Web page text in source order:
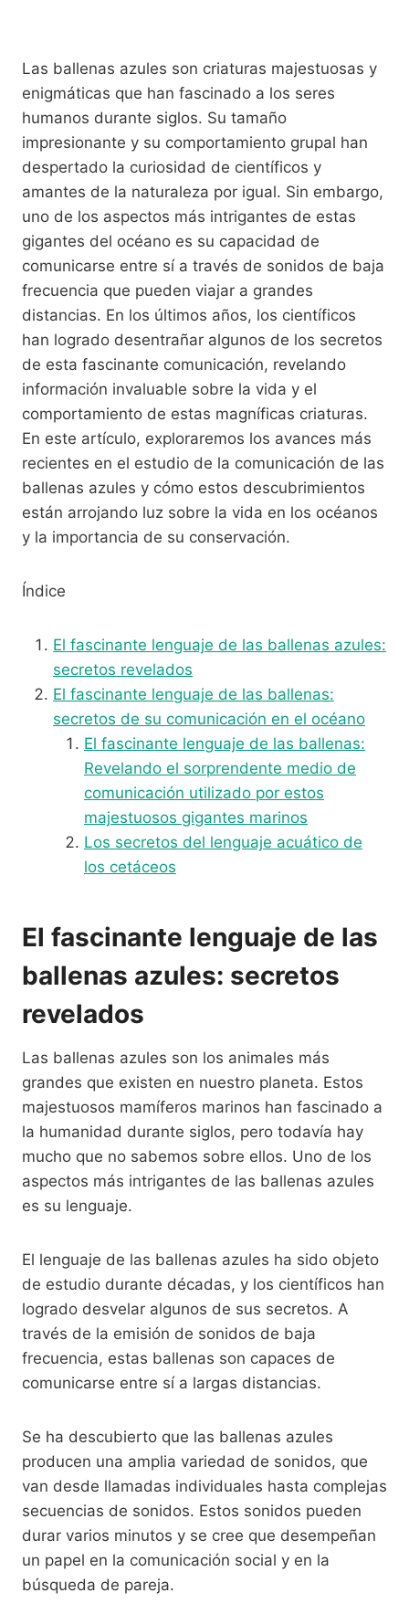
Las ballenas azules son criaturas majestuosas y
enigmáticas que han fascinado a los seres
humanos durante siglos. Su tamaño
impresionante y su comportamiento grupal han
despertado la curiosidad de científicos y
amantes de la naturaleza por igual. Sin embargo,
uno de los aspectos más intrigantes de estas
gigantes del océano es su capacidad de
comunicarse entre sí a través de sonidos de baja
frecuencia que pueden viajar a grandes
distancias. En los últimos años, los científicos
han logrado desentrañar algunos de los secretos
de esta fascinante comunicación, revelando
información invaluable sobre la vida y el
comportamiento de estas magníficas criaturas.
En este artículo, exploraremos los avances más
recientes en el estudio de la comunicación de las
ballenas azules y cómo estos descubrimientos
están arrojando luz sobre la vida en los océanos
y la importancia de su conservación.
Índice
El fascinante lenguaje de las ballenas azules:
secretos revelados
El fascinante lenguaje de las ballenas:
secretos de su comunicación en el océano
El fascinante lenguaje de las ballenas:
Revelando el sorprendente medio de
comunicación utilizado por estos
majestuosos gigantes marinos
Los secretos del lenguaje acuático de
los cetáceos
El fascinante lenguaje de las
ballenas azules: secretos
revelados
Las ballenas azules son los animales más
grandes que existen en nuestro planeta. Estos
majestuosos mamíferos marinos han fascinado a
la humanidad durante siglos, pero todavía hay
mucho que no sabemos sobre ellos. Uno de los
aspectos más intrigantes de las ballenas azules
es su lenguaje.
El lenguaje de las ballenas azules ha sido objeto
de estudio durante décadas, y los científicos han
logrado desvelar algunos de sus secretos. A
través de la emisión de sonidos de baja
frecuencia, estas ballenas son capaces de
comunicarse entre sí a largas distancias.
Se ha descubierto que las ballenas azules
producen una amplia variedad de sonidos, que
van desde llamadas individuales hasta complejas
secuencias de sonidos. Estos sonidos pueden
durar varios minutos y se cree que desempeñan
un papel en la comunicación social y en la
búsqueda de pareja.